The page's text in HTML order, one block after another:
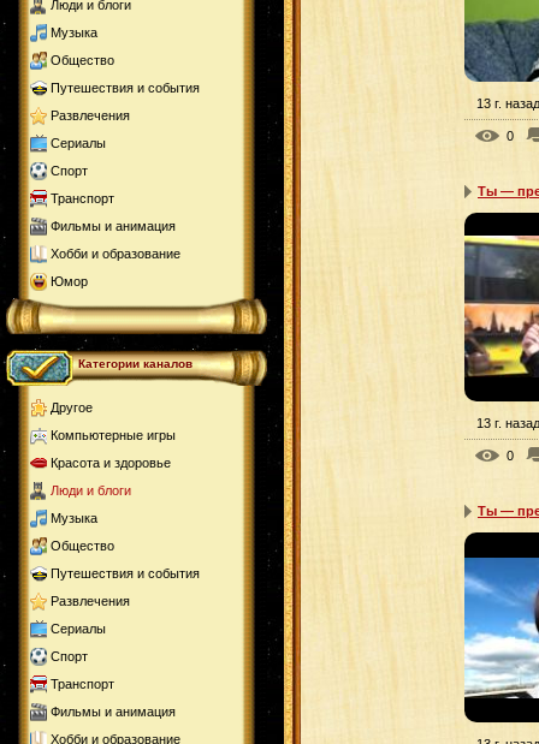
Люди и блоги
Музыка
Общество
Путешествия и события
Развлечения
Сериалы
Спорт
Транспорт
Фильмы и анимация
Хобби и образование
Юмор
Категории каналов
Другое
Компьютерные игры
Красота и здоровье
Люди и блоги
Музыка
Общество
Путешествия и события
Развлечения
Сериалы
Спорт
Транспорт
Фильмы и анимация
Хобби и образование
13 г. назад
0
Ты —
13 г. назад
0
Ты —